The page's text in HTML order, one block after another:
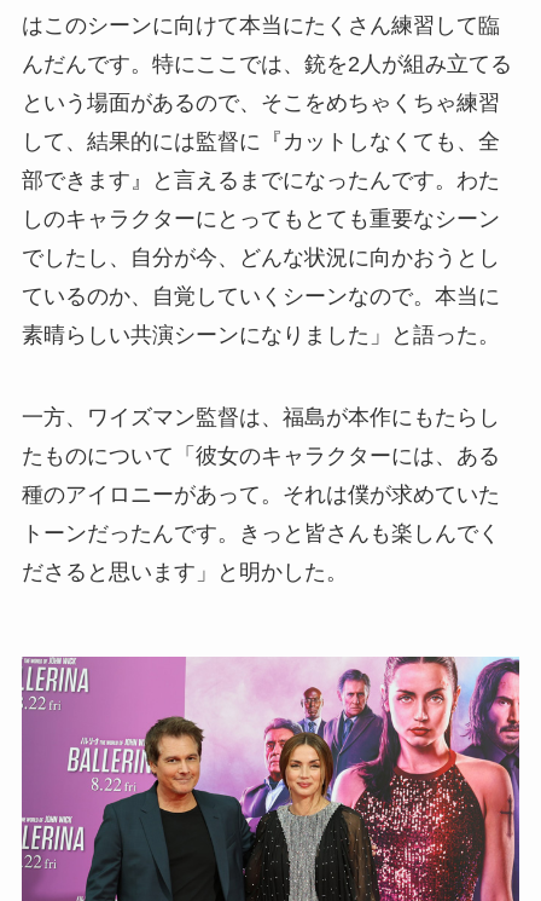
はこのシーンに向けて本当にたくさん練習して臨
んだんです。特にここでは、銃を2人が組み立てる
という場面があるので、そこをめちゃくちゃ練習
して、結果的には監督に『カットしなくても、全
部できます』と言えるまでになったんです。わた
しのキャラクターにとってもとても重要なシーン
でしたし、自分が今、どんな状況に向かおうとし
ているのか、自覚していくシーンなので。本当に
素晴らしい共演シーンになりました」と語った。
一方、ワイズマン監督は、福島が本作にもたらし
たものについて「彼女のキャラクターには、ある
種のアイロニーがあって。それは僕が求めていた
トーンだったんです。きっと皆さんも楽しんでく
ださると思います」と明かした。